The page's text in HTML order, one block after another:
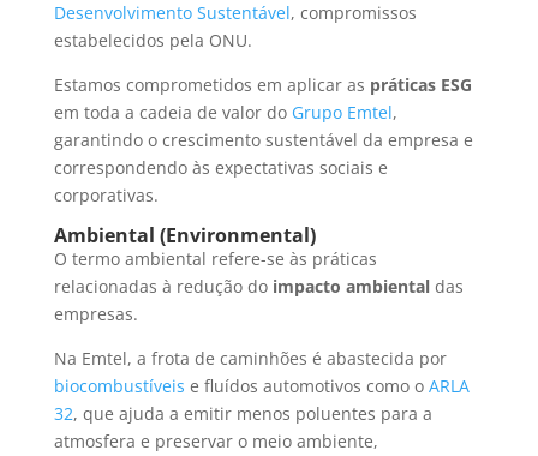
Desenvolvimento Sustentável, compromissos
estabelecidos pela ONU.
Estamos comprometidos em aplicar as práticas ESG
em toda a cadeia de valor do Grupo Emtel,
garantindo o crescimento sustentável da empresa e
correspondendo às expectativas sociais e
corporativas.
Ambiental (Environmental)
O termo ambiental refere-se às práticas
relacionadas à redução doimpacto ambientaldas
empresas.
Na Emtel, a frota de caminhões é abastecida por
biocombustíveis e fluídos automotivos como o ARLA
32, que ajuda a emitir menos poluentes para a
atmosfera e preservar o meio ambiente,